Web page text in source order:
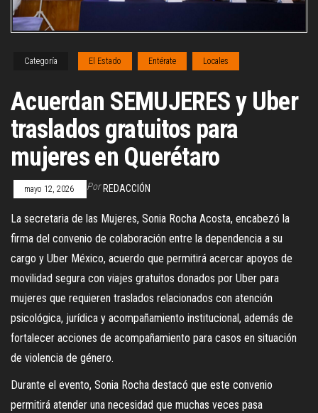
Categoría El Estado Entérate Locales
Acuerdan SEMUJERES y Uber
traslados gratuitos para
mujeres en Querétaro
mayo 12, 2026 Por REDACCIÓN
La secretaria de las Mujeres, Sonia Rocha Acosta, encabezó la
firma del convenio de colaboración entre la dependencia a su
cargo y Uber México, acuerdo que permitirá acercar apoyos de
movilidad segura con viajes gratuitos donados por Uber para
mujeres que requieren traslados relacionados con atención
psicológica, jurídica y acompañamiento institucional, además de
fortalecer acciones de acompañamiento para casos en situación
de violencia de género.
Durante el evento, Sonia Rocha destacó que este convenio
permitirá atender una necesidad que muchas veces pasa